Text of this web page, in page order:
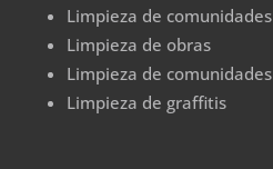
Limpieza de comunidades
Limpieza de obras
Limpieza de comunidades
Limpieza de graffitis